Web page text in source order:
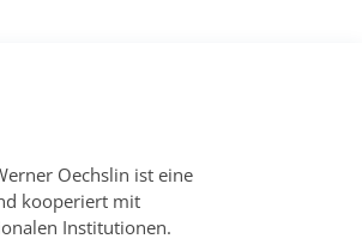
Oechslin ist eine
kooperiert mit
Institutionen.